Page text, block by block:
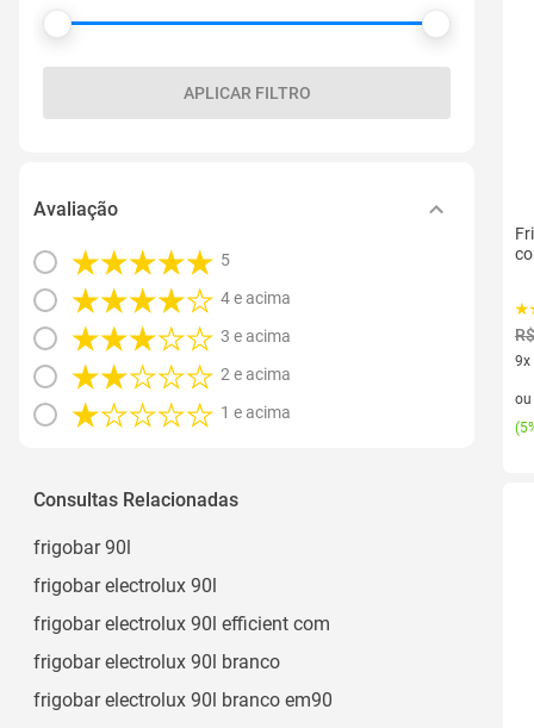
APLICAR FILTRO
Avaliação
5
4 e acima
3 e acima
2 e acima
1 e acima
Consultas Relacionadas
frigobar 90l
frigobar electrolux 90l
frigobar electrolux 90l efficient com
frigobar electrolux 90l branco
frigobar electrolux 90l branco em90
9x
9
ou
(